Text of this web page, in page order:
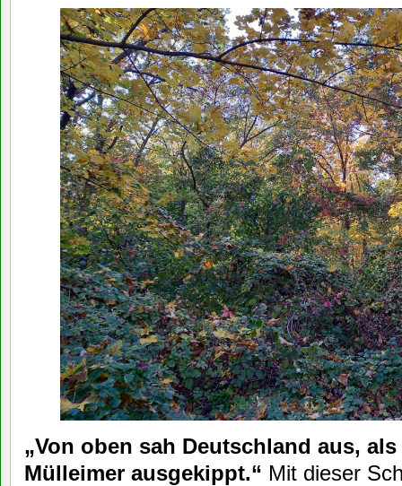
„Von oben sah Deutschland aus,
Mülleimer ausgekippt.“ Mit dieser